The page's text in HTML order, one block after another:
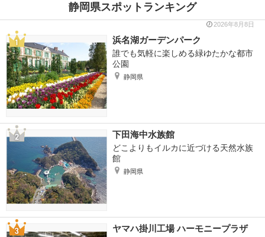
静岡県スポットランキング
2026年8月8日
浜名湖ガーデンパーク
誰でも気軽に楽しめる緑ゆたかな都市
公園
静岡県
下田海中水族館
どこよりもイルカに近づける天然水族
館
静岡県
ヤマハ掛川工場 ハーモニープラザ